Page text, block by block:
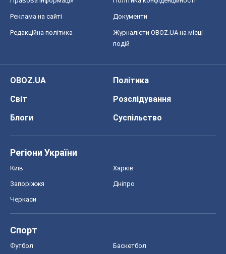
Реклама на сайті Документи
Редакційна політика
Журналісти OBOZ.UA на місці
подій
OBOZ.UA
Політика
Світ
Розслідування
Блоги
Суспільство
Регіони України
Київ Харків
Запоріжжя Дніпро
Черкаси
Спорт
Футбол Баскетбол